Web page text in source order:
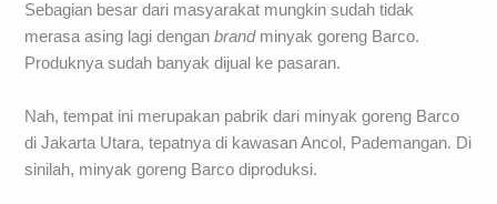
Sebagian besar dari masyarakat mungkin sudah tidak
merasa asing lagi denganbrand minyak goreng Barco.
Produknya sudah banyak dijual ke pasaran.
Nah, tempat ini merupakan pabrik dari minyak goreng Barco
di Jakarta Utara, tepatnya di kawasan Ancol, Pademangan. Di
sinilah, minyak goreng Barco diproduksi.